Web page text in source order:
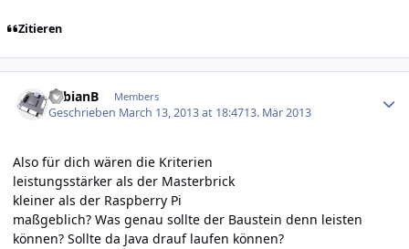
Zitieren
FabianB Members
Geschrieben March 13, 2013 at 18:4713. Mär 2013
Also für dich wären die Kriterien
leistungsstärker als der Masterbrick
kleiner als der Raspberry Pi
maßgeblich? Was genau sollte der Baustein denn leisten
können? Sollte da Java drauf laufen können?